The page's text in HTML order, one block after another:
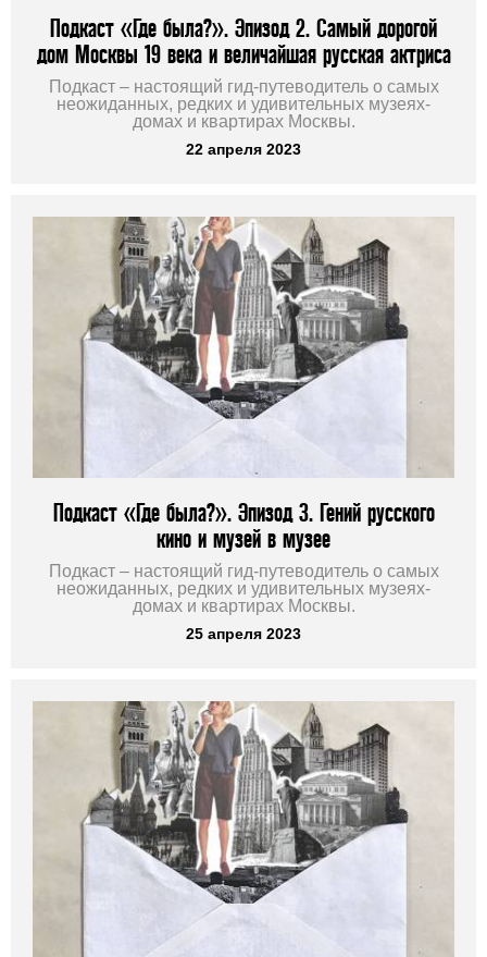
Подкаст «Где была?». Эпизод 2. Самый дорогой
дом Москвы 19 века и величайшая русская актриса
Подкаст – настоящий гид-путеводитель о самых
неожиданных, редких и удивительных музеях-
домах и квартирах Москвы.
22 апреля 2023
Подкаст «Где была?». Эпизод 3. Гений русского
кино и музей в музее
Подкаст – настоящий гид-путеводитель о самых
неожиданных, редких и удивительных музеях-
домах и квартирах Москвы.
25 апреля 2023